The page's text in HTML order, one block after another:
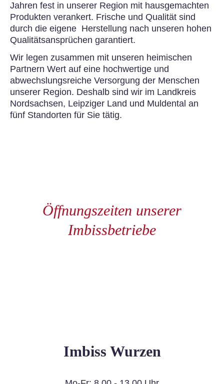
Jahren fest in unserer Region mit hausgemachten
Produkten verankert. Frische und Qualität sind
durch die eigene Herstellung nach unseren hohen
Qualitätsansprüchen garantiert.
Wir legen zusammen mit unseren heimischen
Partnern Wert auf eine hochwertige und
abwechslungsreiche Versorgung der Menschen
unserer Region. Deshalb sind wir im Landkreis
Nordsachsen, Leipziger Land und Muldental an
fünf Standorten für Sie tätig.
Öffnungszeiten unserer
Imbissbetriebe
Imbiss Wurzen